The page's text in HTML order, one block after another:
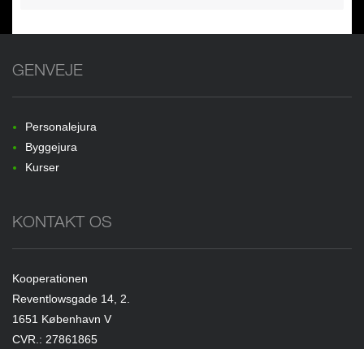
GENVEJE
Personalejura
Byggejura
Kurser
KONTAKT OS
Kooperationen
Reventlowsgade 14, 2.
1651 København V
CVR.: 27861865